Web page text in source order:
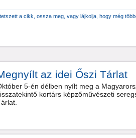
a cikk, ossza meg, vagy lájkolja, hogy még
az idei Őszi Tárlat
5-én délben nyílt meg a
kortárs képzőművészeti